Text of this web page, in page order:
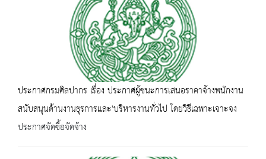
ประกาศกรมศิลปากร เรื่อง ประกาศผู้ชนะการเสนอราคาจ้างพนักงาน
สนับสนุนด้านงานธุรการและ'บริหารงานทั่วไป โดยวิธีเฉพาะเจาะจง
ประกาศจัดซื้อจัดจ้าง